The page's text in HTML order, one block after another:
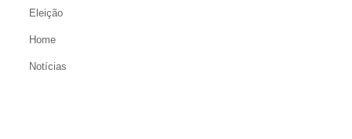
Eleição
Home
Notícias